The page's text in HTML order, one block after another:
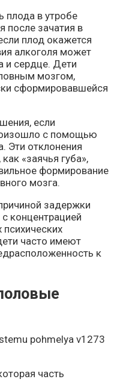
плода в утробе
после зачатия в
плод окажется
алкоголя может
и сердце. Дети
мозгом,
сформировавшейся
если
с помощью
Эти отклонения
«заячья губа»,
формирование
мозга.
задержки
концентрацией
часто имеют
к
часть